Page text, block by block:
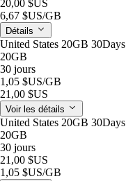
20,00 $US
6,67 $US/GB
Détails
United States 20GB 30Days
20GB
30 jours
1,05 $US/GB
21,00 $US
Voir les détails
United States 20GB 30Days
20GB
30 jours
21,00 $US
1,05 $US/GB